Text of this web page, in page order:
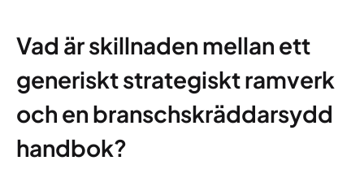
Vad är skillnaden mellan ett
generiskt strategiskt ramverk
och en branschskräddarsydd
handbok?